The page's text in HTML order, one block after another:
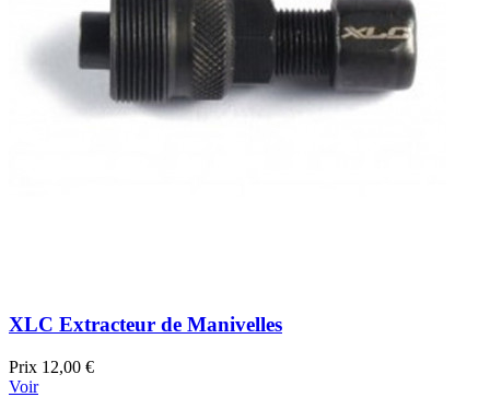
XLC Extracteur de Manivelles
Prix 12,00 €
Voir